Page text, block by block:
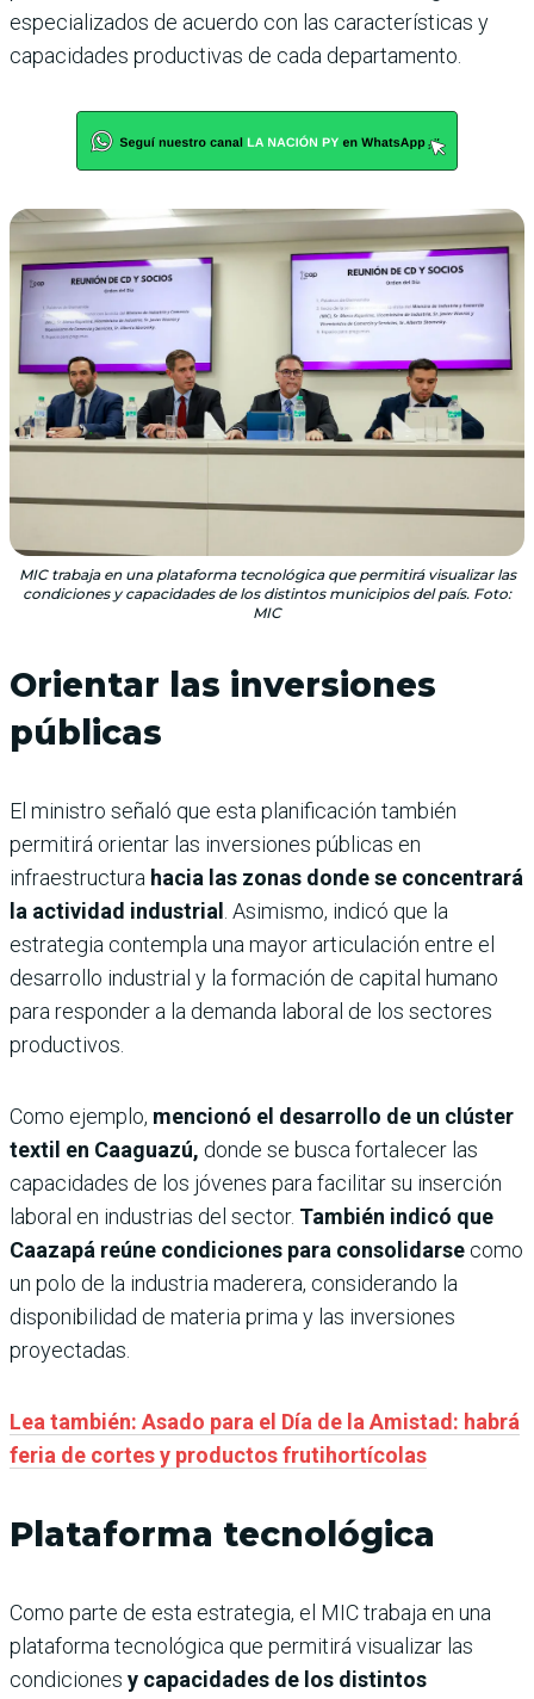
especializados de acuerdo con las características y
capacidades productivas de cada departamento.
MIC trabaja en una plataforma tecnológica que permitirá visualizar las
condiciones y capacidades de los distintos municipios del país. Foto:
MIC
Orientar las inversiones
públicas
El ministro señaló que esta planificación también
permitirá orientar las inversiones públicas en
infraestructura hacia las zonas donde se concentrará
la actividad industrial . Asimismo, indicó que la
estrategia contempla una mayor articulación entre el
desarrollo industrial y la formación de capital humano
para responder a la demanda laboral de los sectores
productivos.
Como ejemplo, mencionó el desarrollo de un clúster
textil en Caaguazú, donde se busca fortalecer las
capacidades de los jóvenes para facilitar su inserción
laboral en industrias del sector. También indicó que
Caazapá reúne condiciones para consolidarse como
un polo de la industria maderera, considerando la
disponibilidad de materia prima y las inversiones
proyectadas.
Lea también: Asado para el Día de la Amistad: habrá
feria de cortes y productos frutihortícolas
Plataforma tecnológica
Como parte de esta estrategia, el MIC trabaja en una
plataforma tecnológica que permitirá visualizar las
condiciones y capacidades de los distintos